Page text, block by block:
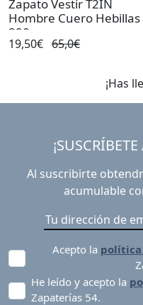
Zapato Vestir T2IN
Hombre Cuero Hebillas
290
19,50€ 65,0€
¡Has
Al suscribirte
acumulable
Acepto la
He leído y acepto la
Zapaterías 54.